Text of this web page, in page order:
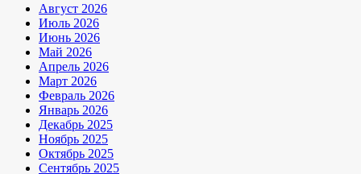
Август 2026
Июль 2026
Июнь 2026
Май 2026
Апрель 2026
Март 2026
Февраль 2026
Январь 2026
Декабрь 2025
Ноябрь 2025
Октябрь 2025
Сентябрь 2025